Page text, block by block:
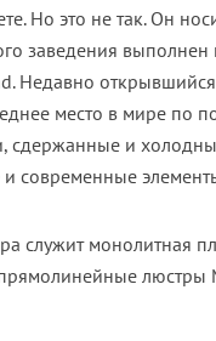
Но это не так. Он
заведения выполнен
Недавно
место в мире по
сдержанные и
и современные
служит монолитная
люстры